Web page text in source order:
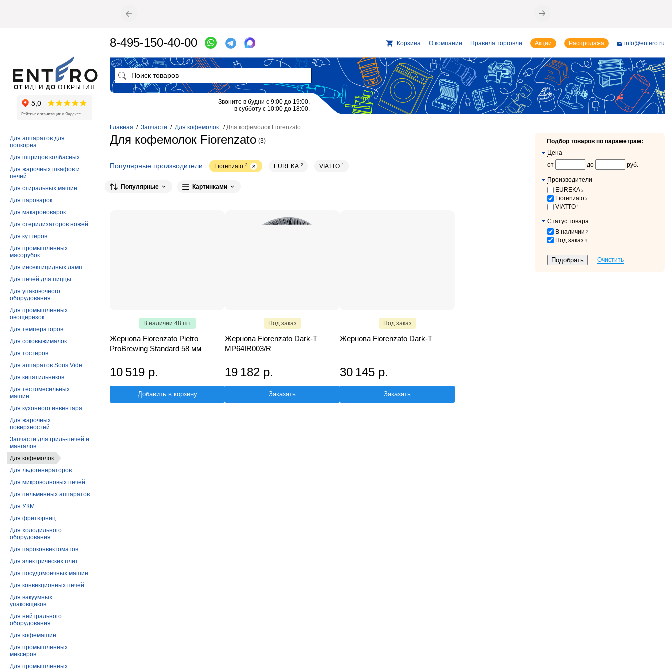
Главная / Запчасти / Для кофемолок /Для кофемолок Fiorenzato
Для кофемолок Fiorenzato (3)
Популярные производители Fiorenzato 3 EUREKA 2 VIATTO 1
Популярные Картинками
В наличии 48 шт.
Жернова Fiorenzato Pietro
ProBrewing Standard 58 мм
10 519 р.
Добавить в корзину
Под заказ
Жернова Fiorenzato Dark-T
MP64IR003/R
19 182 р.
Заказать
Под заказ
Жернова Fiorenzato Dark-T
30 145 р.
Заказать
Подбор товаров по параметрам:
Цена
от
до руб.
Производители
EUREKA 2
Fiorenzato 3
VIATTO 1
Статус товара
В наличии 2
Под заказ 4
Очистить
Для аппаратов для
попкорна
Для шприцов колбасных
Для жарочных шкафов и
печей
Для стиральных машин
Для пароварок
Для макароноварок
Для стерилизаторов ножей
Для куттеров
Для промышленных
мясорубок
Для инсектицидных ламп
Для печей для пиццы
Для упаковочного
оборудования
Для промышленных
овощерезок
Для температоров
Для соковыжималок
Для тостеров
Для аппаратов Sous Vide
Для кипятильников
Для тестомесильных
машин
Для кухонного инвентаря
Для жарочных
поверхностей
Запчасти для гриль-печей и
мангалов
Для кофемолок
Для льдогенераторов
Для микроволновых печей
Для пельменных аппаратов
Для УКМ
Для фритюрниц
Для холодильного
оборудования
Для пароконвектоматов
Для электрических плит
Для посудомоечных машин
Для конвекционных печей
Для вакуумных
упаковщиков
Для нейтрального
оборудования
Для кофемашин
Для промышленных
миксеров
Для промышленных
ОТ ИДЕИ ДО ОТКРЫТИЯ
8-495-150-40-00 Корзина О компании Правила торговли Акции Распродажа info@entero.ru
Звоните в будни с 9:00 до 19:00,
в субботу с 10:00 до 18:00.